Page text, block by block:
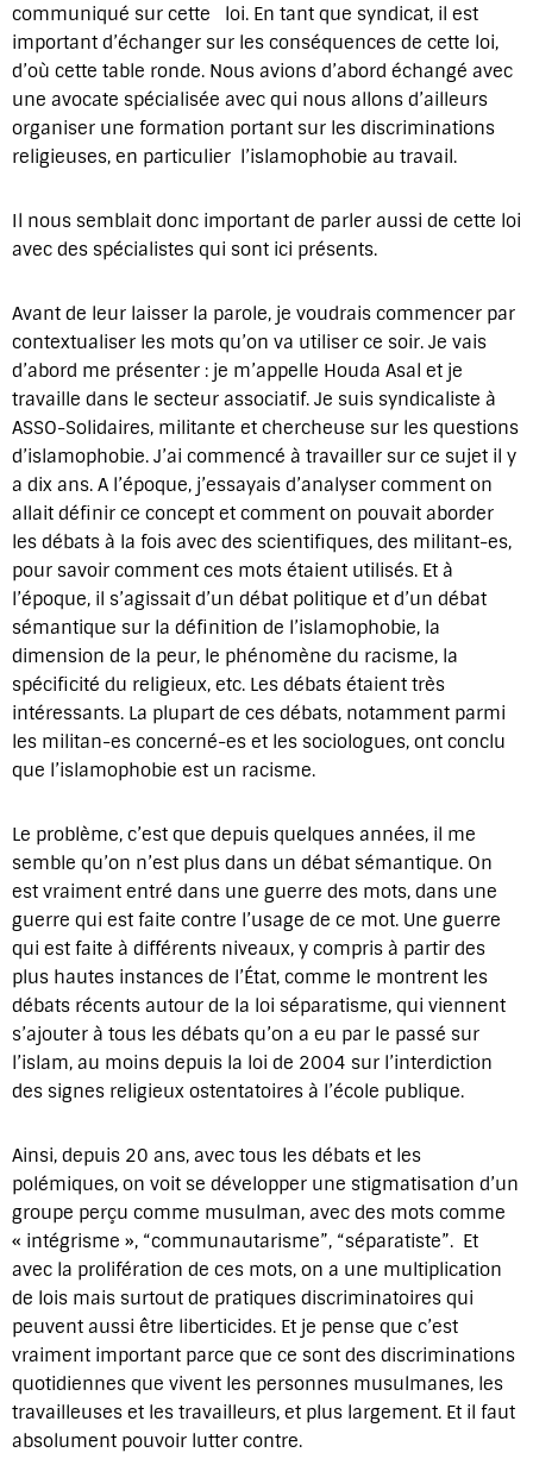
communiqué sur cette loi. En tant que syndicat, il est
important d’échanger sur les conséquences de cette loi,
d’où cette table ronde. Nous avions d’abord échangé avec
une avocate spécialisée avec qui nous allons d’ailleurs
organiser une formation portant sur les discriminations
religieuses, en particulier l’islamophobie au travail.
Il nous semblait donc important de parler aussi de cette loi
avec des spécialistes qui sont ici présents.
Avant de leur laisser la parole, je voudrais commencer par
contextualiser les mots qu’on va utiliser ce soir. Je vais
d’abord me présenter : je m’appelle Houda Asal et je
travaille dans le secteur associatif. Je suis syndicaliste à
ASSO-Solidaires, militante et chercheuse sur les questions
d’islamophobie. J’ai commencé à travailler sur ce sujet il y
a dix ans. A l’époque, j’essayais d’analyser comment on
allait définir ce concept et comment on pouvait aborder
les débats à la fois avec des scientifiques, des militant-es,
pour savoir comment ces mots étaient utilisés. Et à
l’époque, il s’agissait d’un débat politique et d’un débat
sémantique sur la définition de l’islamophobie, la
dimension de la peur, le phénomène du racisme, la
spécificité du religieux, etc. Les débats étaient très
intéressants. La plupart de ces débats, notamment parmi
les militan-es concerné-es et les sociologues, ont conclu
que l’islamophobie est un racisme.
Le problème, c’est que depuis quelques années, il me
semble qu’on n’est plus dans un débat sémantique. On
est vraiment entré dans une guerre des mots, dans une
guerre qui est faite contre l’usage de ce mot. Une guerre
qui est faite à différents niveaux, y compris à partir des
plus hautes instances de l’État, comme le montrent les
débats récents autour de la loi séparatisme, qui viennent
s’ajouter à tous les débats qu’on a eu par le passé sur
l’islam, au moins depuis la loi de 2004 sur l’interdiction
des signes religieux ostentatoires à l’école publique.
Ainsi, depuis 20 ans, avec tous les débats et les
polémiques, on voit se développer une stigmatisation d’un
groupe perçu comme musulman, avec des mots comme
« intégrisme », “communautarisme”, “séparatiste”. Et
avec la prolifération de ces mots, on a une multiplication
de lois mais surtout de pratiques discriminatoires qui
peuvent aussi être liberticides. Et je pense que c’est
vraiment important parce que ce sont des discriminations
quotidiennes que vivent les personnes musulmanes, les
travailleuses et les travailleurs, et plus largement. Et il faut
absolument pouvoir lutter contre.